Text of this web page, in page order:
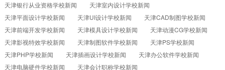
天津银行从业资格学校新闻
天津室内设计学校新闻
天津平面设计学校新闻
天津UI设计学校新闻
天津CAD制图学校新闻
天津前端开发学校新闻
天津模具设计学校新闻
天津动漫CG学校新闻
天津影视特效学校新闻
天津制图软件学校新闻
天津PS学校新闻
天津PHP学校新闻
天津插画设计学校新闻
天津办公软件学校新闻
天津电脑硬件学校新闻
天津会计职称学校新闻